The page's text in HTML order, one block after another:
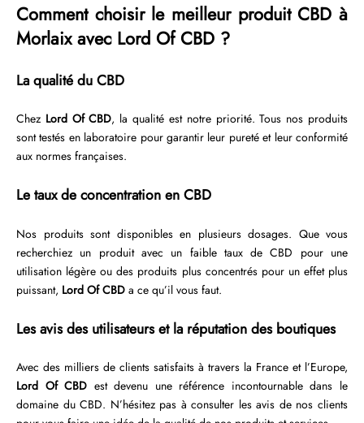
Comment choisir le meilleur produit CBD à
Morlaix avec Lord Of CBD ?
La qualité du CBD
Chez Lord Of CBD, la qualité est notre priorité. Tous nos produits
sont testés en laboratoire pour garantir leur pureté et leur conformité
aux normes françaises.
Le taux de concentration en CBD
Nos produits sont disponibles en plusieurs dosages. Que vous
recherchiez un produit avec un faible taux de CBD pour une
utilisation légère ou des produits plus concentrés pour un effet plus
puissant, Lord Of CBD a ce qu’il vous faut.
Les avis des utilisateurs et la réputation des boutiques
Avec des milliers de clients satisfaits à travers la France et l’Europe,
Lord Of CBD est devenu une référence incontournable dans le
domaine du CBD. N’hésitez pas à consulter les avis de nos clients